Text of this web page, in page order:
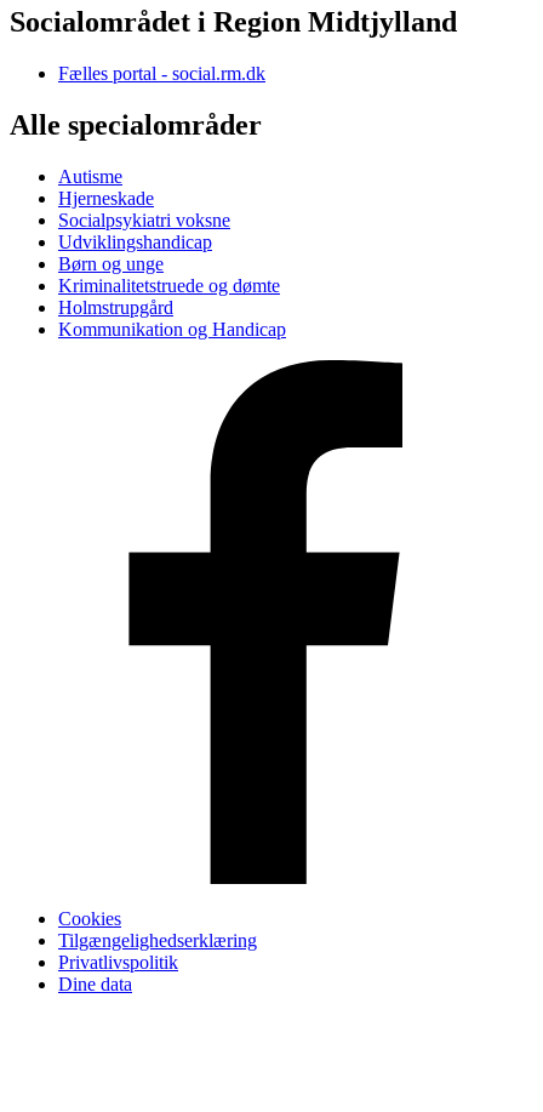
Socialområdet i Region Midtjylland
Fælles portal - social.rm.dk
Alle specialområder
Autisme
Hjerneskade
Socialpsykiatri voksne
Udviklingshandicap
Børn og unge
Kriminalitetstruede og dømte
Holmstrupgård
Kommunikation og Handicap
Cookies
Tilgængelighedserklæring
Privatlivspolitik
Dine data